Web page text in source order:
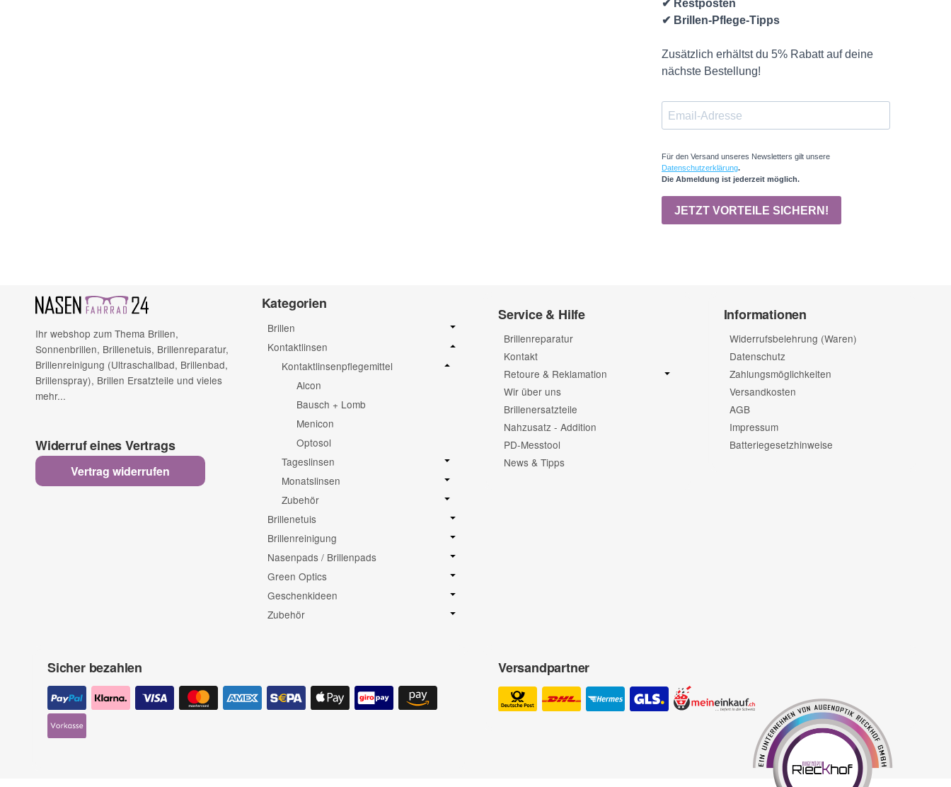
Ihr webshop zum Thema Brillen,
Sonnenbrillen, Brillenetuis, Brillenreparatur,
Brillenreinigung (Ultraschallbad, Brillenbad,
Brillenspray), Brillen Ersatzteile und vieles
mehr...
Widerruf eines Vertrags
Vertrag widerrufen
Kategorien
Brillen
Kontaktlinsen
Kontaktlinsenpflegemittel
Alcon
Bausch + Lomb
Menicon
Optosol
Tageslinsen
Monatslinsen
Zubehör
Brillenetuis
Brillenreinigung
Nasenpads / Brillenpads
Green Optics
Geschenkideen
Zubehör
Service & Hilfe
Brillenreparatur
Kontakt
Retoure & Reklamation
Wir über uns
Brillenersatzteile
Nahzusatz - Addition
PD-Messtool
News & Tipps
Informationen
Widerrufsbelehrung (Waren)
Datenschutz
Zahlungsmöglichkeiten
Versandkosten
AGB
Impressum
Batteriegesetzhinweise
Sicher bezahlen Versandpartner